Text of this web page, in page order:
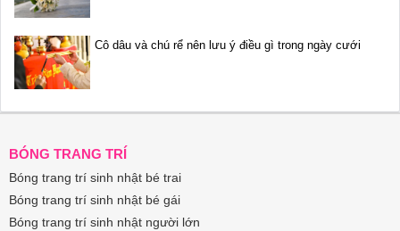
Cô dâu và chú rể nên lưu ý điều gì trong ngày cưới
BÓNG TRANG TRÍ
Bóng trang trí sinh nhật bé trai
Bóng trang trí sinh nhật bé gái
Bóng trang trí sinh nhật người lớn